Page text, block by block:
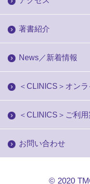
著書紹介
News／新着情報
＜CLINICS＞オン
＜CLINICS＞ご利
お問い合わせ
© 2020